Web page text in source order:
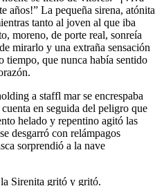
años!” La pequeña sirena, atónita
tanto al joven al que iba
moreno, de porte real, sonreía
mirarlo y una extraña sensación
tiempo, que nunca había sentido
a staffl mar se encrespaba
en seguida del peligro que
helado y repentino agitó las
desgarró con relámpagos
sorprendió a la nave
Sirenita gritó y gritó.